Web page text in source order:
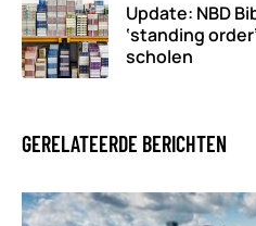
Update: NBD
‘standing
scholen
GERELATEERDE BERICHTEN